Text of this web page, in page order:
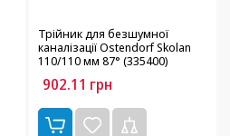
Трійник для безшумної
каналізації Ostendorf Skolan
110/110 мм 87° (335400)
902.11 грн